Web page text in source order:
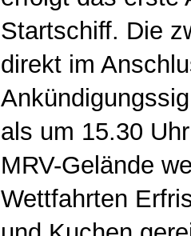
Startschiff. Die
direkt im
als um 15.30
MRV-Gelände
Wettfahrten